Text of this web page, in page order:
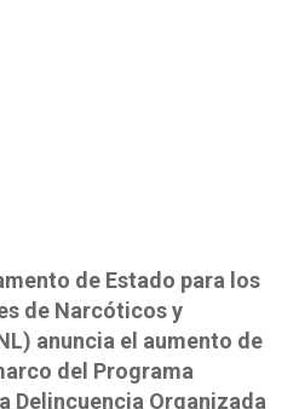
de Estado para los
de Narcóticos y
anuncia el aumento de
del Programa
Delincuencia Organizada